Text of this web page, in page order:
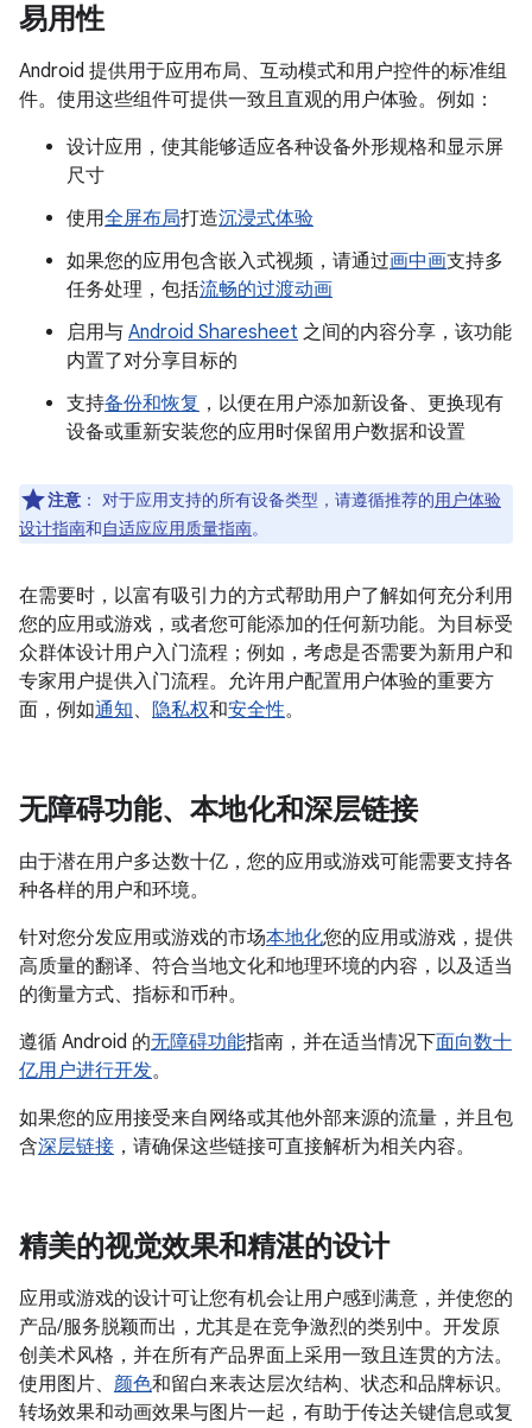
易用性
Android 提供用于应用布局、互动模式和用户控件的标准组
件。使用这些组件可提供一致且直观的用户体验。例如：
设计应用，使其能够适应各种设备外形规格和显示屏
尺寸
使用全屏布局打造沉浸式体验
如果您的应用包含嵌入式视频，请通过画中画支持多
任务处理，包括流畅的过渡动画
启用与 Android Sharesheet 之间的内容分享，该功能
内置了对分享目标的
支持备份和恢复 ，以便在用户添加新设备、更换现有
设备或重新安装您的应用时保留用户数据和设置
注意 ： 对于应用支持的所有设备类型，请遵循推荐的用户体验
设计指南和自适应应用质量指南。
在需要时，以富有吸引力的方式帮助用户了解如何充分利用
您的应用或游戏，或者您可能添加的任何新功能。为目标受
众群体设计用户入门流程；例如，考虑是否需要为新用户和
专家用户提供入门流程。允许用户配置用户体验的重要方
面，例如通知、 隐私权和安全性。
无障碍功能、本地化和深层链接
由于潜在用户多达数十亿，您的应用或游戏可能需要支持各
种各样的用户和环境。
针对您分发应用或游戏的市场本地化您的应用或游戏，提供
高质量的翻译、符合当地文化和地理环境的内容，以及适当
的衡量方式、指标和币种。
遵循 Android 的无障碍功能指南，并在适当情况下面向数十
亿用户进行开发。
如果您的应用接受来自网络或其他外部来源的流量，并且包
含深层链接 ，请确保这些链接可直接解析为相关内容。
精美的视觉效果和精湛的设计
应用或游戏的设计可让您有机会让用户感到满意，并使您的
产品/服务脱颖而出，尤其是在竞争激烈的类别中。开发原
创美术风格，并在所有产品界面上采用一致且连贯的方法。
使用图片、 颜色和留白来表达层次结构、状态和品牌标识。
转场效果和动画效果与图片一起，有助于传达关键信息或复